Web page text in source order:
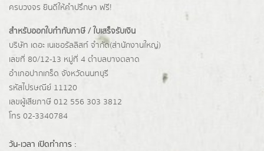
ครบวงจร ยินดีให้คำปรึกษา ฟรี!
สำหรับออกใบกำกับภาษี / ใบเสร็จรับเงิน
บริษัท เดอะ เนเชอรัลลิสท์ จำกัด(ส่านักงานใหญ่)
เลขที่ 80/12-13 หมู่ที่ 4 ตำบลบางตลาด
อำเภอปากเกร็ด จังหวัดนนทบุรี
รหัสไปรษณีย์ 11120
เลขผู้เสียภาษี 012 556 303 3812
โทร 02-3340784
วัน-เวลา เปิดทำการ :